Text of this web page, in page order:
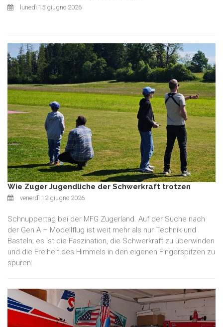
lunedì 15 giugno 2026
Wie Zuger Jugendliche der Schwerkraft trotzen
venerdì 12 giugno 2026
Schnuppertag bei der MFG Zugerland. Auf der Suche nach
der Gen A – Modellflug ist weit mehr als nur Technik und
Basteln; es ist die Faszination, die Schwerkraft zu überwinden
und die Freiheit des Himmels in den eigenen Fingerspitzen zu
spüren.